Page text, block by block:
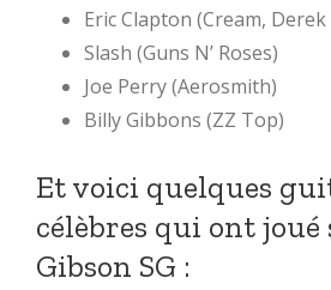
Eric Clapton (Cream,
Slash (Guns N’ Roses)
Joe Perry (Aerosmith)
Billy Gibbons (ZZ Top)
Et voici quelques
célèbres qui ont joué
Gibson SG :